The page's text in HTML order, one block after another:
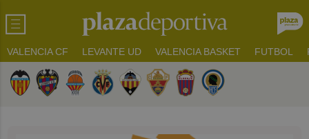
VALENCIA CF LEVANTE UD VALENCIA BASKET FUTBOL